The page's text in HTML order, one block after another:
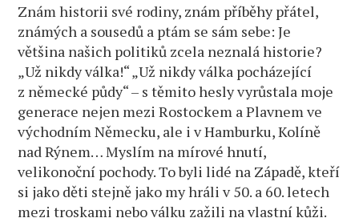
Znám historii své rodiny, znám příběhy přátel,
známých a sousedů a ptám se sám sebe: Je
většina našich politiků zcela neznalá historie?
„Už nikdy válka!“ ​​„Už nikdy válka pocházející
z německé půdy“ – s těmito hesly vyrůstala moje
generace nejen mezi Rostockem a Plavnem ve
východním Německu, ale i v Hamburku, Kolíně
nad Rýnem… Myslím na mírové hnutí,
velikonoční pochody. To byli lidé na Západě, kteří
si jako děti stejně jako my hráli v 50. a 60. letech
mezi troskami nebo válku zažili na vlastní kůži.